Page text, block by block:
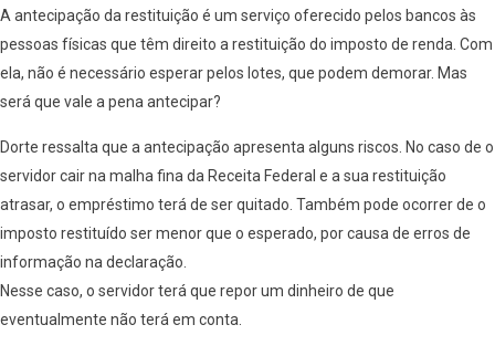
A antecipação da restituição é um serviço oferecido pelos bancos às
pessoas físicas que têm direito a restituição do imposto de renda. Com
ela, não é necessário esperar pelos lotes, que podem demorar. Mas
será que vale a pena antecipar?
Dorte ressalta que a antecipação apresenta alguns riscos. No caso de o
servidor cair na malha fina da Receita Federal e a sua restituição
atrasar, o empréstimo terá de ser quitado. Também pode ocorrer de o
imposto restituído ser menor que o esperado, por causa de erros de
informação na declaração.
Nesse caso, o servidor terá que repor um dinheiro de que
eventualmente não terá em conta.